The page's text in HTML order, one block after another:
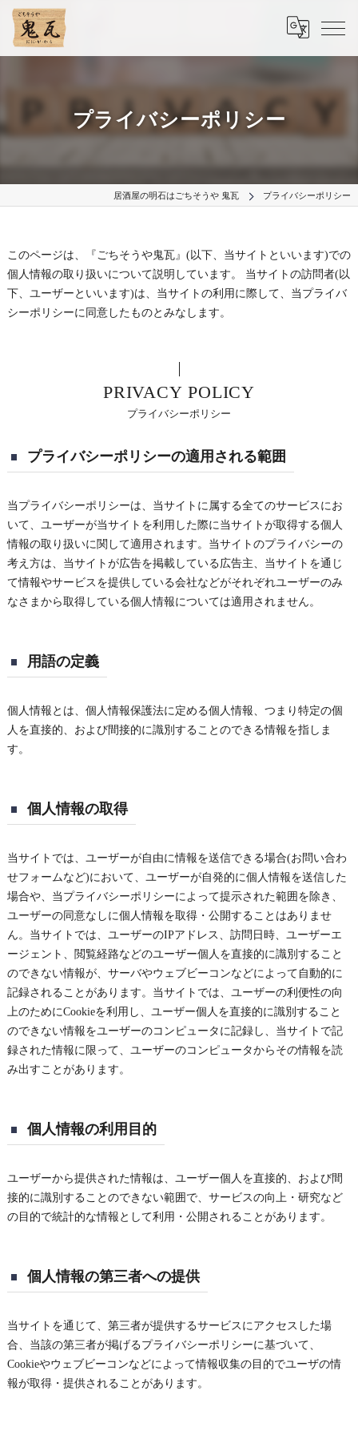
プライバシーポリシー
居酒屋の明石はごちそうや 鬼瓦 プライバシーポリシー
このページは、『ごちそうや鬼瓦』(以下、当サイトといいます)での
個人情報の取り扱いについて説明しています。 当サイトの訪問者(以
下、ユーザーといいます)は、当サイトの利用に際して、当プライバ
シーポリシーに同意したものとみなします。
プライバシーポリシー
PRIVACY POLICY
プライバシーポリシーの適用される範囲
当プライバシーポリシーは、当サイトに属する全てのサービスにお
いて、ユーザーが当サイトを利用した際に当サイトが取得する個人
情報の取り扱いに関して適用されます。当サイトのプライバシーの
考え方は、当サイトが広告を掲載している広告主、当サイトを通じ
て情報やサービスを提供している会社などがそれぞれユーザーのみ
なさまから取得している個人情報については適用されません。
用語の定義
個人情報とは、個人情報保護法に定める個人情報、つまり特定の個
人を直接的、および間接的に識別することのできる情報を指しま
す。
個人情報の取得
当サイトでは、ユーザーが自由に情報を送信できる場合(お問い合わ
せフォームなど)において、ユーザーが自発的に個人情報を送信した
場合や、当プライバシーポリシーによって提示された範囲を除き、
ユーザーの同意なしに個人情報を取得・公開することはありませ
ん。当サイトでは、ユーザーのIPアドレス、訪問日時、ユーザーエ
ージェント、閲覧経路などのユーザー個人を直接的に識別すること
のできない情報が、サーバやウェブビーコンなどによって自動的に
記録されることがあります。当サイトでは、ユーザーの利便性の向
上のためにCookieを利用し、ユーザー個人を直接的に識別すること
のできない情報をユーザーのコンピュータに記録し、当サイトで記
録された情報に限って、ユーザーのコンピュータからその情報を読
み出すことがあります。
個人情報の利用目的
ユーザーから提供された情報は、ユーザー個人を直接的、および間
接的に識別することのできない範囲で、サービスの向上・研究など
の目的で統計的な情報として利用・公開されることがあります。
個人情報の第三者への提供
当サイトを通じて、第三者が提供するサービスにアクセスした場
合、当該の第三者が掲げるプライバシーポリシーに基づいて、
Cookieやウェブビーコンなどによって情報収集の目的でユーザの情
報が取得・提供されることがあります。